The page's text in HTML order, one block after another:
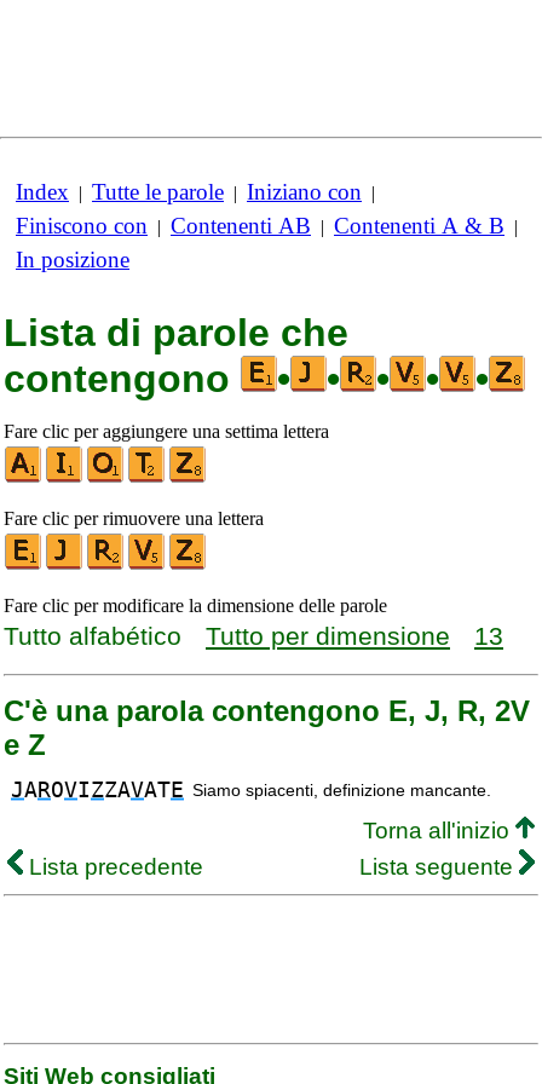
Index | Tutte le parole | Iniziano con |
Finiscono con | Contenenti AB | Contenenti A & B |
In posizione
Lista di parole che
contengono
• • • • •
Fare clic per aggiungere una settima lettera
Fare clic per rimuovere una lettera
Fare clic per modificare la dimensione delle parole
Tutto alfabético Tutto per dimensione 13
C'è una parola contengono E, J, R, 2V
e Z
JAROVIZZAVATE Siamo spiacenti, definizione mancante.
Torna all'inizio
Lista precedente
Lista seguente
Siti Web consigliati